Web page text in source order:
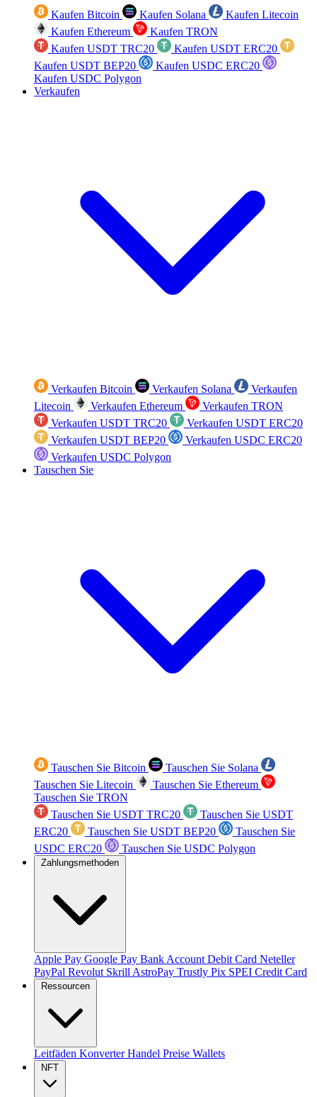
Kaufen Bitcoin Kaufen Solana
Kaufen Litecoin
Kaufen Ethereum
Kaufen TRON
Kaufen USDT TRC20
Kaufen USDT ERC20
Kaufen USDT BEP20
Kaufen USDC ERC20
Kaufen USDC Polygon
Verkaufen
Verkaufen Bitcoin Verkaufen Solana
Verkaufen
Litecoin
Verkaufen Ethereum
Verkaufen TRON
Verkaufen USDT TRC20
Verkaufen USDT ERC20
Verkaufen USDT BEP20
Verkaufen USDC ERC20
Verkaufen USDC Polygon
Tauschen Sie
Tauschen Sie Bitcoin
Tauschen Sie Solana
Tauschen Sie Litecoin
Tauschen Sie Ethereum
Tauschen Sie TRON
Tauschen Sie USDT TRC20
Tauschen Sie USDT
ERC20
Tauschen Sie USDT BEP20
Tauschen Sie
USDC ERC20
Tauschen Sie USDC Polygon
Zahlungsmethoden
Apple Pay Google Pay Bank Account Debit Card Neteller
PayPal Revolut Skrill AstroPay Trustly Pix SPEI Credit Card
Ressourcen
Leitfäden KonverterHandel Preise Wallets
NFT